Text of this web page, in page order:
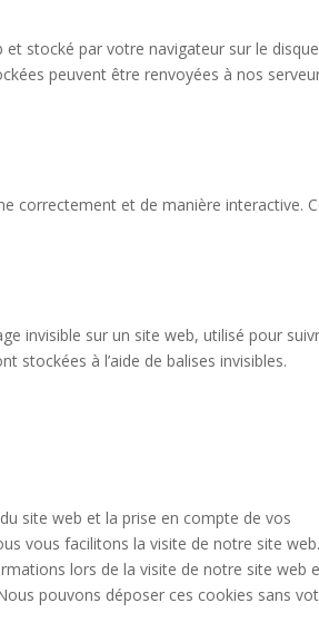
stocké par votre navigateur sur le
peuvent être renvoyées à nos
correctement et de manière interactive.
invisible sur un site web, utilisé pour
stockées à l’aide de balises invisibles.
site web et la prise en compte de vos
vous facilitons la visite de notre site web.
lors de la visite de notre site web
pouvons déposer ces cookies sans